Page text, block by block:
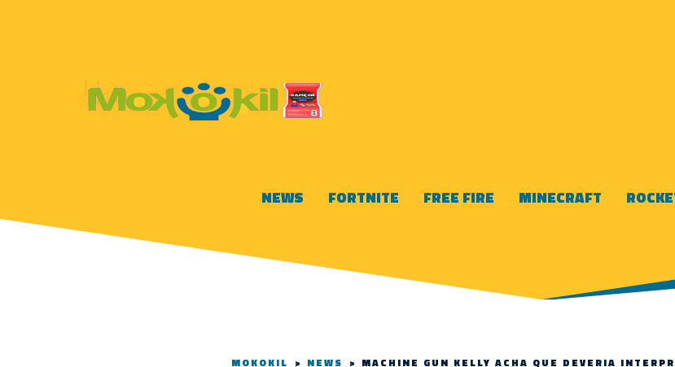
NEWS FORTNITE FREE FIRE MINECRAFT
MOKOKIL > NEWS > MACHINE GUN KELLY ACHA QUE DEVERIA